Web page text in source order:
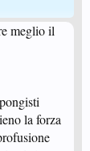
meglio il
la forza